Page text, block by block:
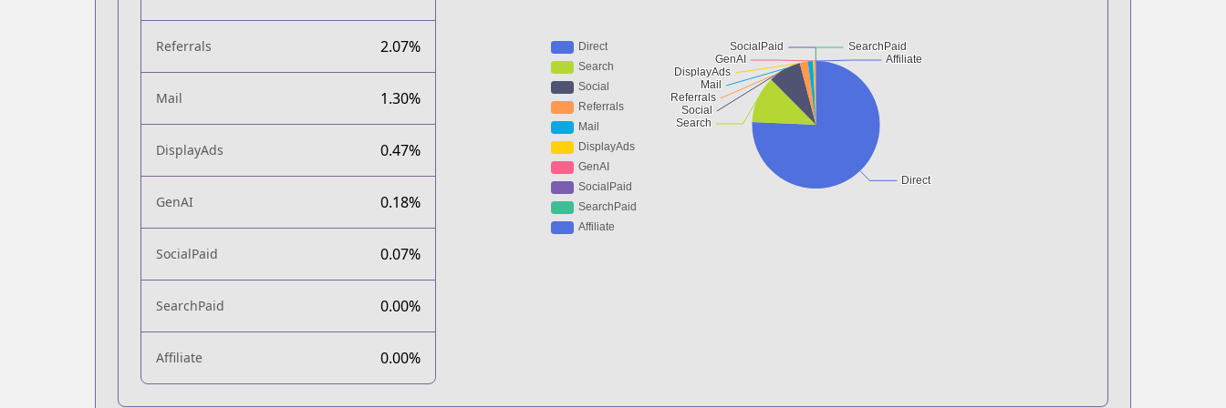
Referrals 2.07%
Mail 1.30%
DisplayAds 0.47%
GenAI 0.18%
SocialPaid 0.07%
SearchPaid 0.00%
Affiliate 0.00%